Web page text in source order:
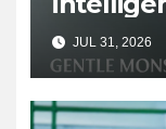
Gemini
JUL 31, 2026